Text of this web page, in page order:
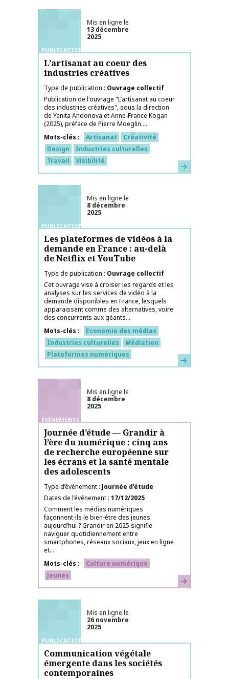
PUBLICATIONS
Mis en ligne le
13 décembre
2025
L’artisanat au coeur des
industries créatives
Type de publication
Ouvrage collectif
Publication de l'ouvrage "L’artisanat au coeur
des industries créatives", sous la direction
de Yanita Andonova et Anne-France Kogan
(2025), préface de Pierre Moeglin....
Mots-clés
Artisanat
Créativité
Design
Industries culturelles
Travail
Visibilité En savoir plus
PUBLICATIONS
Mis en ligne le
8 décembre
2025
Les plateformes de vidéos à la
demande en France : au-delà
de Netflix et YouTube
Type de publication
Ouvrage collectif
Cet ouvrage vise à croiser les regards et les
analyses sur les services de vidéo à la
demande disponibles en France, lesquels
apparaissent comme des alternatives, voire
des concurrents aux géants...
Mots-clés
Economie des médias
Industries culturelles
Médiation
Plateformes numériques
En savoir plus
ÉVÉNEMENTS
Mis en ligne le
8 décembre
2025
Journée d’étude — Grandir à
l’ère du numérique : cinq ans
de recherche européenne sur
les écrans et la santé mentale
des adolescents
Type d’événement Journée d’étude
Dates de l’événement 17/12/2025
Comment les médias numériques
façonnent-ils le bien-être des jeunes
aujourd’hui ? Grandir en 2025 signifie
naviguer quotidiennement entre
smartphones, réseaux sociaux, jeux en ligne
et...
Mots-clés
Culture numérique
Jeunes
En savoir plus
PUBLICATIONS
Mis en ligne le
26 novembre
2025
Communication végétale
émergente dans les sociétés
contemporaines